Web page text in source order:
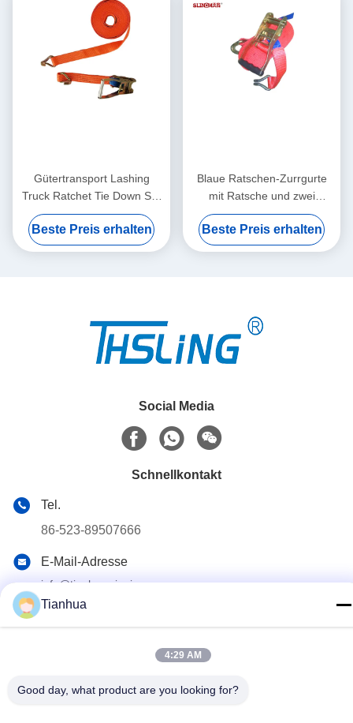
Gütertransport Lashing
Truck Ratchet Tie Down Set
mit Doppel J Haken
Beste Preis erhalten
Blaue Ratschen-Zurrgurte
mit Ratsche und zwei
Doppel-J-Haken
Beste Preis erhalten
Social Media
Schnellkontakt
Tel.
86-523-89507666
E-Mail-Adresse
info@tianhua-rigging.com
Adresse
Gaogang, Stadt Taizhou, Provinz Jiangsu, China
Datenschutzrichtlinie|Sitemap
Tianhua
4:29 AM
Good day, what product are you looking for?